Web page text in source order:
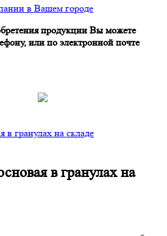
продукции Вы можете
или по электронной почте
в гранулах на складе
в гранулах на